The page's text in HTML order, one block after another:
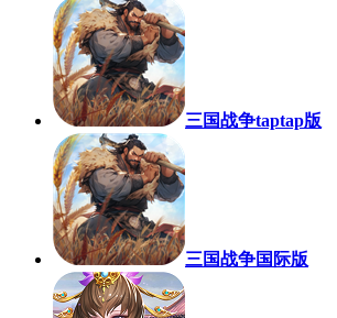
三国战争taptap版
三国战争国际版